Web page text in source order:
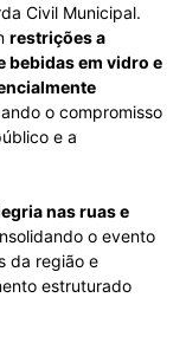
Civil Municipal.
restrições a
bebidas em vidro e
o compromisso
e a
nas ruas e
o evento
da região e
estruturado